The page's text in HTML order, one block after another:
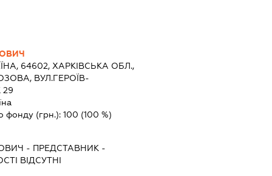
64602, ХАРКІВСЬКА ОБЛ.,
ВУЛ.ГЕРОЇВ-
фонду (грн.):100 (100 %)
- ПРЕДСТАВНИК -
ВІДСУТНІ